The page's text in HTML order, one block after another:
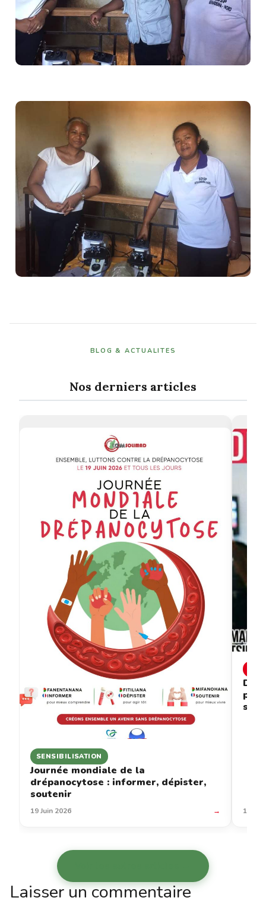
BLOG & ACTUALITES
Nos derniers articles
SENSIBILISATION
Journée mondiale de la
drépanocytose : informer, dépister,
soutenir
19 Juin 2026 → 12
Laisser un commentaire